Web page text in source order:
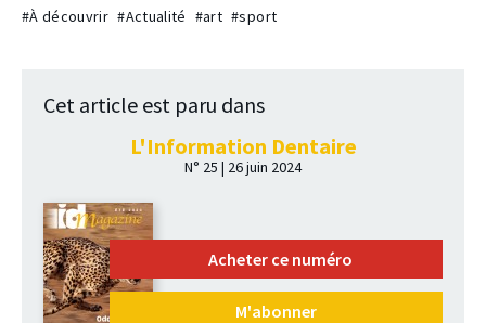
#À découvrir #Actualité #art #sport
Cet article est paru dans
L'Information Dentaire
N° 25 | 26 juin 2024
Acheter ce numéro
M'abonner